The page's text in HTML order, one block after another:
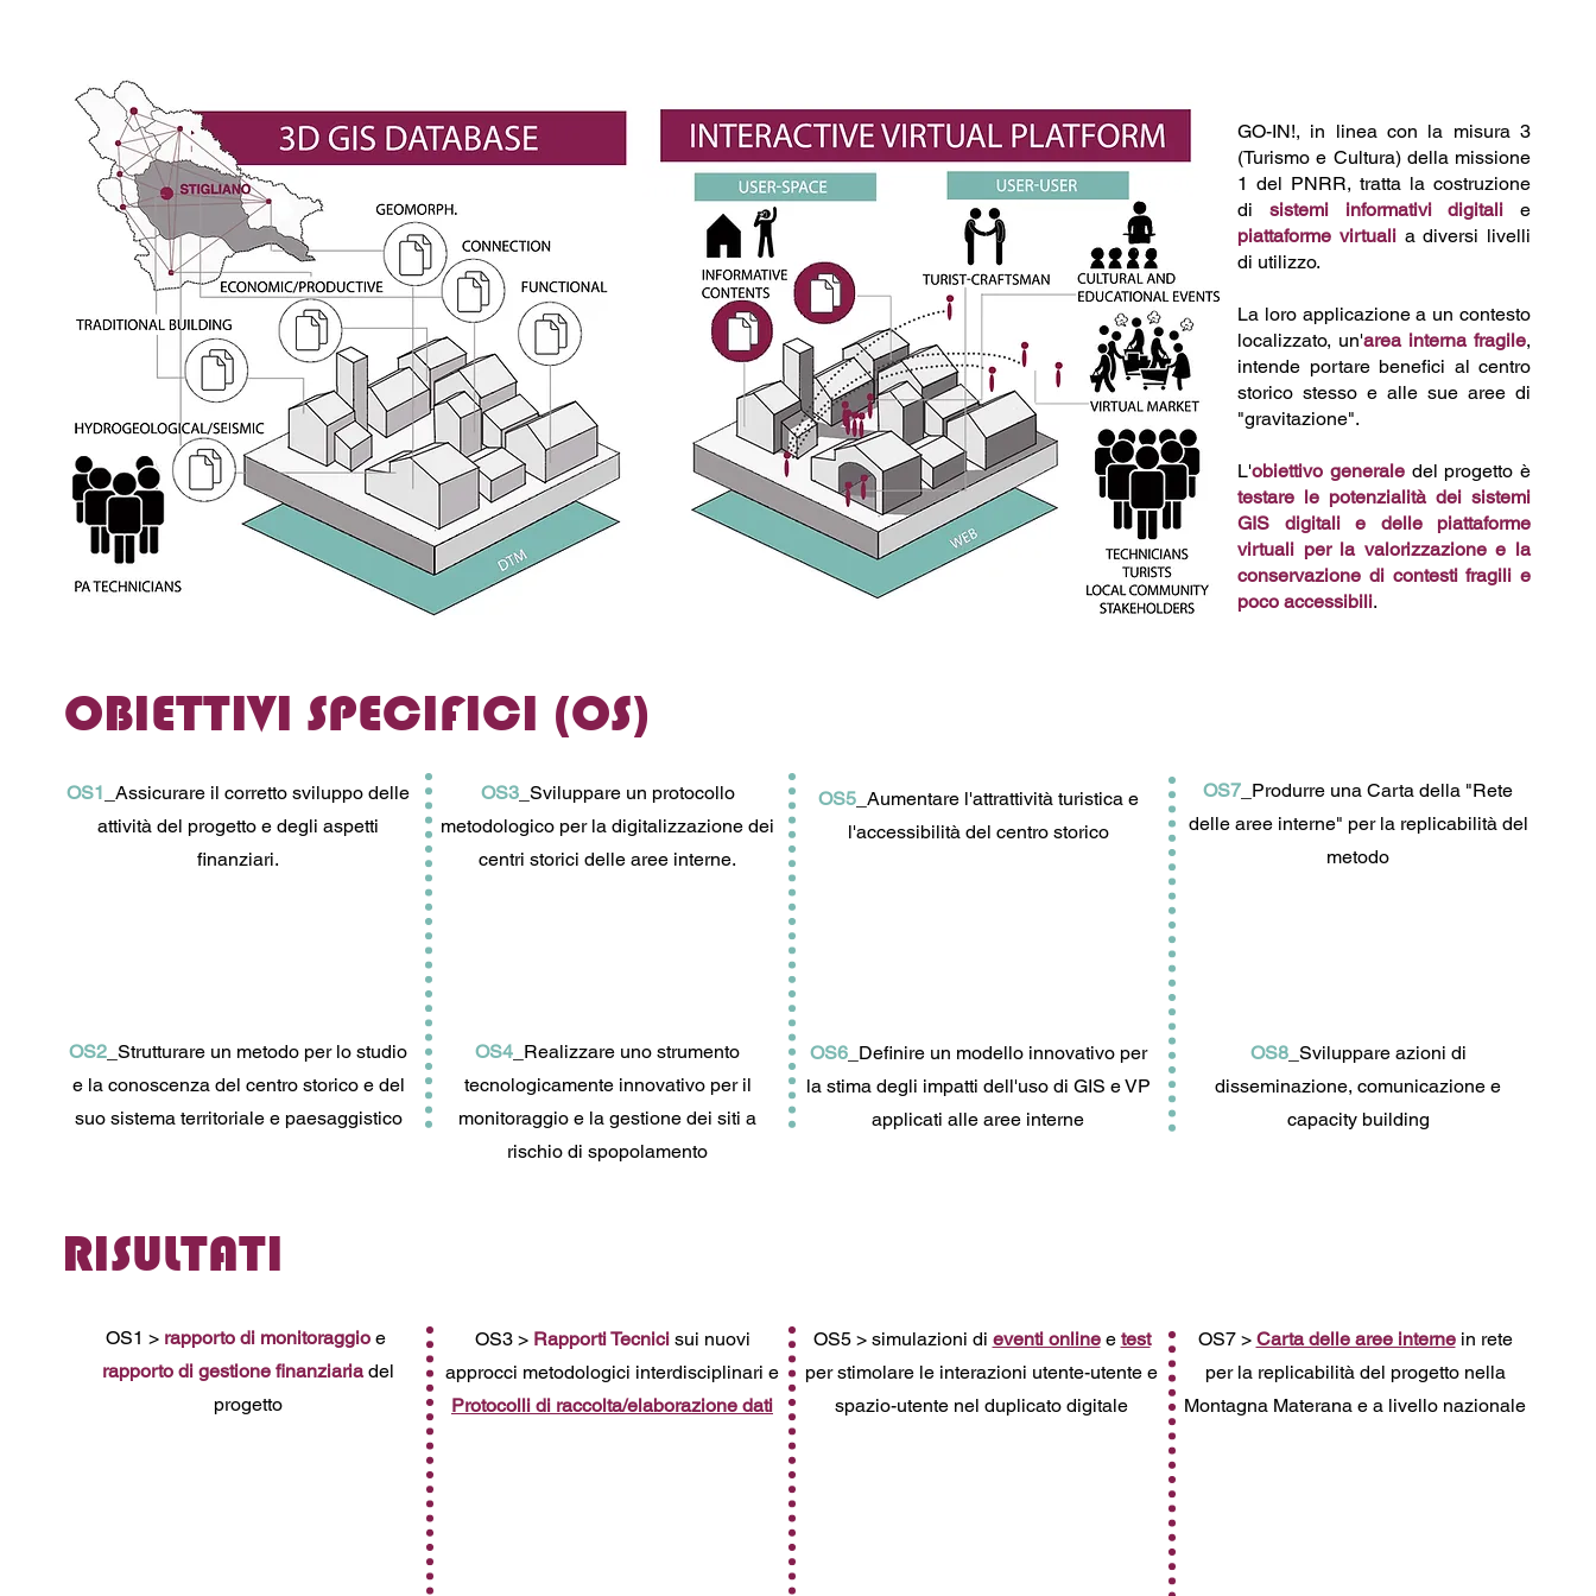
GO-IN!, in linea con la misura 3
(Turismo e Cultura) della missione
1 del PNRR, tratta la costruzione
di sistemi informativi digitali e
piattaforme virtuali a diversi livelli
di utilizzo.
La loro applicazione a un contesto
localizzato, un'area interna fragile,
intende portare benefici al centro
storico stesso e alle sue aree di
"gravitazione".
L'obiettivo generaledel progetto è
testare le potenzialità dei sistemi
GIS digitali e delle piattaforme
virtuali per la valorizzazione e la
conservazione di contesti fragili e
poco accessibili.
OBIETTIVI SPECIFICI (OS)
OS1 _Assicurare il corretto sviluppo delle
attività del progetto e degli aspetti
finanziari.
OS2 _Strutturare un metodo per lo studio
e la conoscenza del centro storico e del
suo sistema territoriale e paesaggistico
OS3_Sviluppare un protocollo
metodologico per la digitalizzazione dei
centri storici delle aree interne.
OS4 _Realizzare uno strumento
tecnologicamente innovativo per il
monitoraggio e la gestione dei siti a
rischio di spopolamento
OS5_Aumentare l'attrattività turistica e
l'accessibilità del centro storico
OS6_Definire un modello innovativo per
la stima degli impatti dell'uso di GIS e VP
applicati alle aree interne
OS7 _Produrre una Carta della "Rete
delle aree interne" per la replicabilità del
metodo
OS8_Sviluppare azioni di
disseminazione, comunicazione e
capacity building
RISULTATI
OS1 > rapporto di monitoraggioe
rapporto di gestione finanziariadel
progetto
OS3 > Rapporti Tecnicisui nuovi
approcci metodologici interdisciplinari e
Protocolli di raccolta/elaborazione dati
OS5 > simulazioni di eventi onlinee test
per stimolare le interazioni utente-utente e
spazio-utente nel duplicato digitale
OS7 > Carta delle aree internein rete
per la replicabilità del progetto nella
Montagna Materana e a livello nazionale